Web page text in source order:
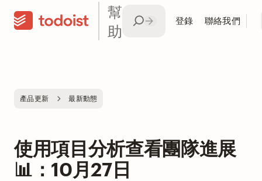
幫
助
登錄 聯絡我們
產品更新 最新動態
使用項目分析查看團隊進展
📊：10月27日